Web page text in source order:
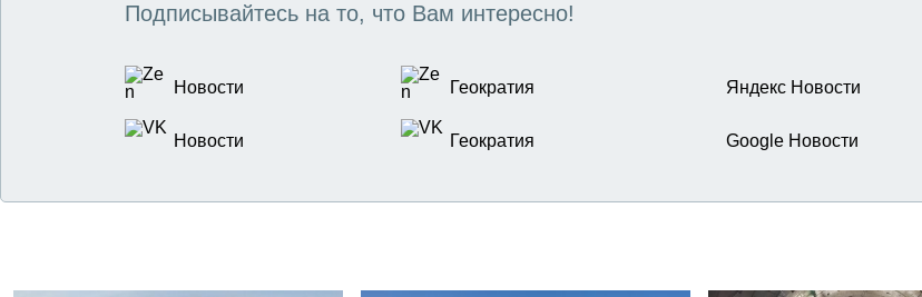
Подписывайтесь на то, что Вам интересно!
Новости Геократия Яндекс Новости
Новости Геократия Google Новости